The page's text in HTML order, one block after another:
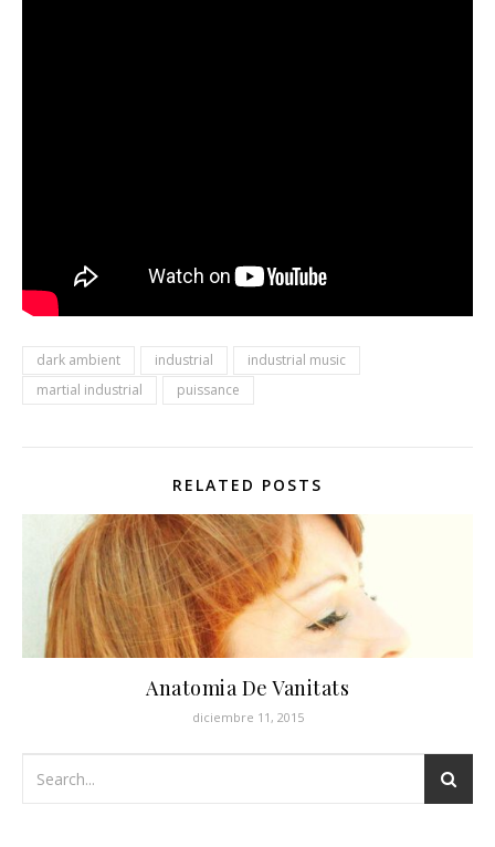
dark ambient industrial
industrial music
martial industrial
puissance
RELATED POSTS
Anatomia De Vanitats
diciembre 11, 2015